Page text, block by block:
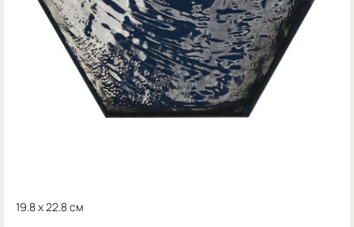
19.8 x 22.8 см